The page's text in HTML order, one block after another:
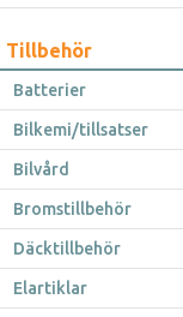
Tillbehör
Batterier
Bilkemi/tillsatser
Bilvård
Bromstillbehör
Däcktillbehör
Elartiklar